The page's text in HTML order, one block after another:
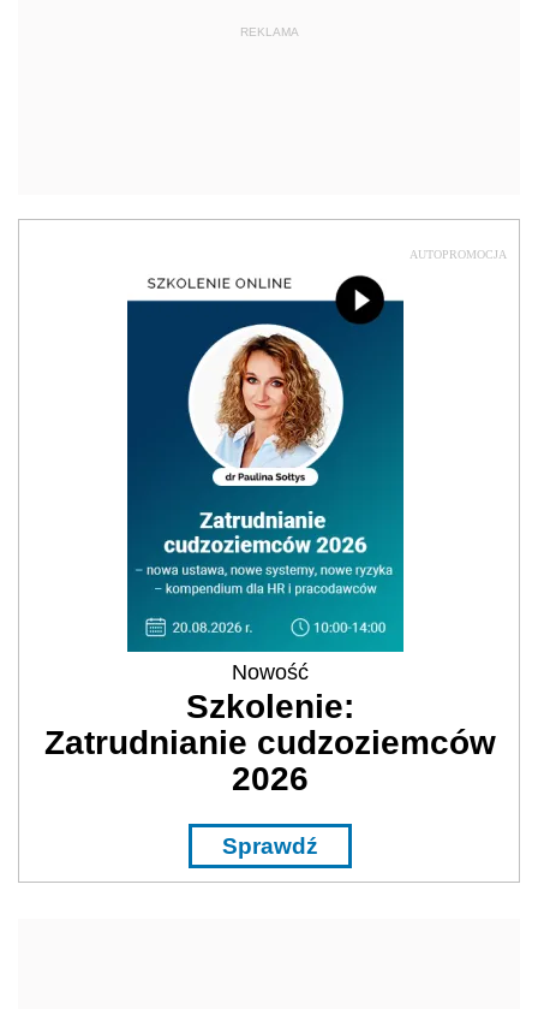
REKLAMA
AUTOPROMOCJA
Nowość
Szkolenie:
Zatrudnianie cudzoziemców
2026
Sprawdź